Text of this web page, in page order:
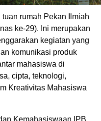
rumah Pekan Ilmiah
ke-29). Ini merupakan
kegiatan yang
komunikasi produk
mahasiswa di
cipta, teknologi,
Kreativitas Mahasiswa